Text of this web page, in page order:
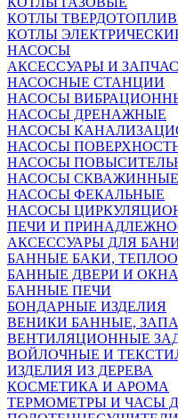
КОТЛЫ
КОТЛЫ
НАСОСЫ
АКСЕССУАРЫ И
НАСОСНЫЕ СТАНЦИИ
НАСОСЫ
НАСОСЫ ДРЕНАЖНЫЕ
НАСОСЫ
НАСОСЫ
НАСОСЫ
НАСОСЫ СКВАЖИННЫЕ
НАСОСЫ ФЕКАЛЬНЫЕ
НАСОСЫ
ПЕЧИ И
АКСЕССУАРЫ ДЛЯ
БАННЫЕ БАКИ,
БАННЫЕ ДВЕРИ И ОКНА
БАННЫЕ ПЕЧИ
БОНДАРНЫЕ ИЗДЕЛИЯ
ВЕНИКИ БАННЫЕ,
ВЕНТИЛЯЦИОННЫЕ
ВОЙЛОЧНЫЕ И
ИЗДЕЛИЯ ИЗ ДЕРЕВА
КОСМЕТИКА И АРОМА
ТЕРМОМЕТРЫ И ЧАСЫ